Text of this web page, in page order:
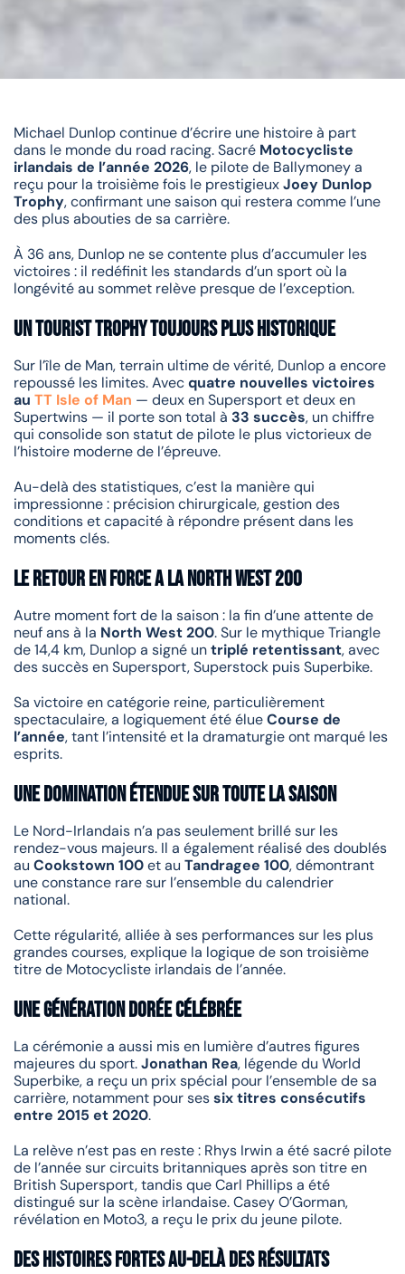
Michael Dunlop continue d’écrire une histoire à part
dans le monde du road racing. Sacré Motocycliste
irlandais de l’année 2026, le pilote de Ballymoney a
reçu pour la troisième fois le prestigieuxJoey Dunlop
Trophy, confirmant une saison qui restera comme l’une
des plus abouties de sa carrière.
À 36 ans, Dunlop ne se contente plus d’accumuler les
victoires : il redéfinit les standards d’un sport où la
longévité au sommet relève presque de l’exception.
Un Tourist Trophy toujours plus historique
Sur l’île de Man, terrain ultime de vérité, Dunlop a encore
repoussé les limites. Avecquatre nouvelles victoires
au TT Isle of Man — deux en Supersport et deux en
Supertwins — il porte son total à 33 succès, un chiffre
qui consolide son statut de pilote le plus victorieux de
l’histoire moderne de l’épreuve.
Au-delà des statistiques, c’est la manière qui
impressionne : précision chirurgicale, gestion des
conditions et capacité à répondre présent dans les
moments clés.
Le retour en force a la North West 200
Autre moment fort de la saison : la fin d’une attente de
neuf ans à la North West 200. Sur le mythique Triangle
de 14,4 km, Dunlop a signé untriplé retentissant, avec
des succès en Supersport, Superstock puis Superbike.
Sa victoire en catégorie reine, particulièrement
spectaculaire, a logiquement été élueCourse de
l’année, tant l’intensité et la dramaturgie ont marqué les
esprits.
Une domination étendue sur toute la saison
Le Nord-Irlandais n’a pas seulement brillé sur les
rendez-vous majeurs. Il a également réalisé des doublés
au Cookstown 100et au Tandragee 100, démontrant
une constance rare sur l’ensemble du calendrier
national.
Cette régularité, alliée à ses performances sur les plus
grandes courses, explique la logique de son troisième
titre de Motocycliste irlandais de l’année.
Une génération dorée célébrée
La cérémonie a aussi mis en lumière d’autres figures
majeures du sport.Jonathan Rea, légende du World
Superbike, a reçu un prix spécial pour l’ensemble de sa
carrière, notamment pour sessix titres consécutifs
entre 2015 et 2020.
La relève n’est pas en reste : Rhys Irwin a été sacré pilote
de l’année sur circuits britanniques après son titre en
British Supersport, tandis que Carl Phillips a été
distingué sur la scène irlandaise. Casey O’Gorman,
révélation en Moto3, a reçu le prix du jeune pilote.
Des histoires fortes au-delà des résultats